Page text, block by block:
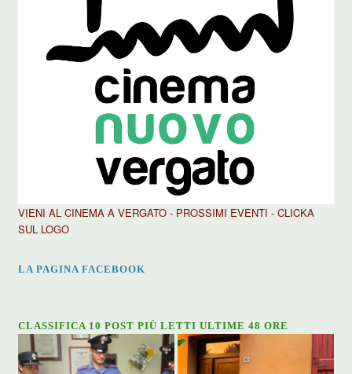
VIENI AL CINEMA A VERGATO - PROSSIMI EVENTI - CLICKA
SUL LOGO
LA PAGINA FACEBOOK
CLASSIFICA 10 POST PIÙ LETTI ULTIME 48 ORE